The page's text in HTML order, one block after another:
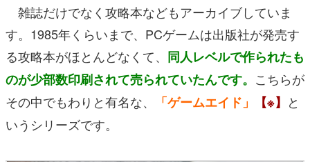
雑誌だけでなく攻略本などもアーカイブしていま
す。1985年くらいまで、PCゲームは出版社が発売す
る攻略本がほとんどなくて、 同人レベルで作られたも
のが少部数印刷されて売られていたんです。 こちらが
その中でもわりと有名な、
「ゲームエイド」 【※】 と
いうシリーズです。